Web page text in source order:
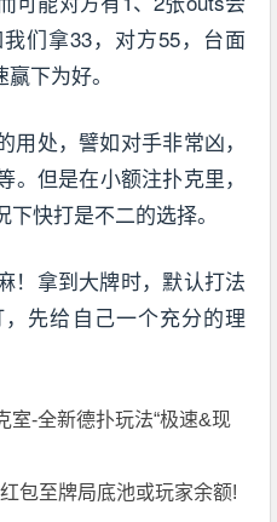
们拿33，对方55，台面
下为好。
处，譬如对手非常凶，
但是在小额注扑克里，
快打是不二的选择。
！拿到大牌时，默认打法
先给自己一个充分的理
室-全新德扑玩法“极速&现
包至牌局底池或玩家余额!